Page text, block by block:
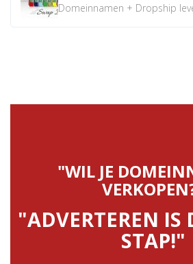
"WIL JE
"ADVERTEREN IS
STAP!"